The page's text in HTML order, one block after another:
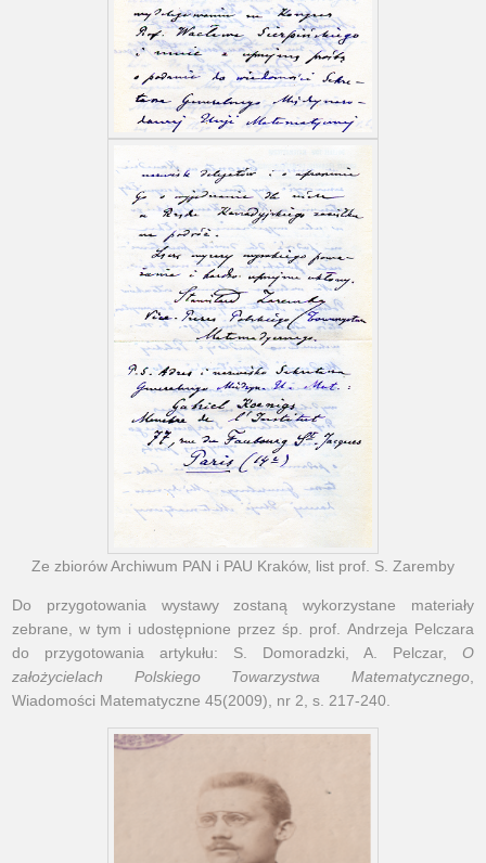
Ze zbiorów Archiwum PAN i PAU Kraków, list prof. S. Zaremby
Do przygotowania wystawy zostaną wykorzystane materiały
zebrane, w tym i udostępnione przez śp. prof. Andrzeja Pelczara
do przygotowania artykułu: S. Domoradzki, A. Pelczar, O
założycielach Polskiego Towarzystwa Matematycznego,
Wiadomości Matematyczne 45(2009), nr 2, s. 217-240.